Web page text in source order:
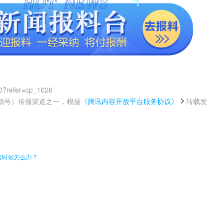
号）传播渠道之一，根据 《腾讯内容开放平台服务协议》 转载发
候怎么办？